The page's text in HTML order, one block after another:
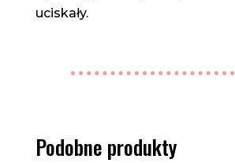
uciskały.
Podobne produkty